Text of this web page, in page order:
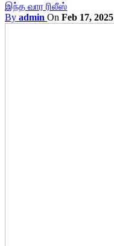
இந்த வார ரிலீஸ்
By admin On Feb 17, 2025